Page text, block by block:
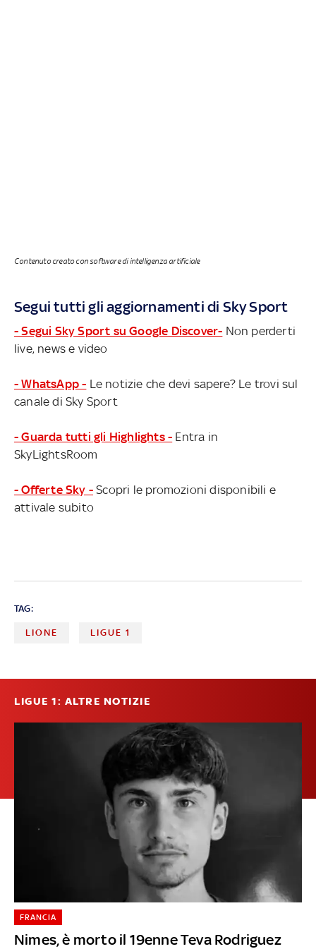
Contenuto creato con software di intelligenza artificiale
Segui tutti gli aggiornamenti di Sky Sport
- Segui Sky Sport su Google Discover- Non perderti
live, news e video
- WhatsApp - Le notizie che devi sapere? Le trovi sul
canale di Sky Sport
- Guarda tutti gli Highlights - Entra in
SkyLightsRoom
- Offerte Sky - Scopri le promozioni disponibili e
attivale subito
TAG:
LIONE LIGUE 1
LIGUE 1: ALTRE NOTIZIE
Nimes, è morto il 19enne Teva Rodriguez
FRANCIA